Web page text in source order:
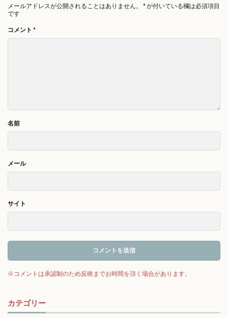
メールアドレスが公開されることはありません。 *が付いている欄は必須項目
です
コメント *
名前
メール
サイト
カテゴリー